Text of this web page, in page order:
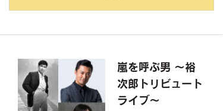
嵐を呼ぶ男 ～裕
次郎トリビュート
ライブ～